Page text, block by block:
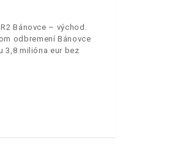
Bánovce – východ.
odbremení Bánovce
3,8 milióna eur bez